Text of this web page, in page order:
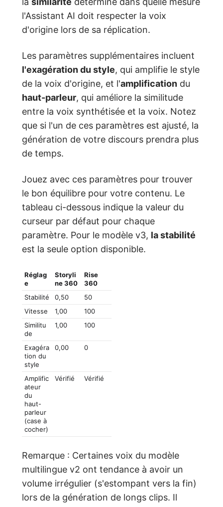
l'Assistant AI doit respecter la voix
d'origine lors de sa réplication.
Les paramètres supplémentaires incluent
l'exagération du style, qui amplifie le style
de la voix d'origine, et l'amplification du
haut-parleur, qui améliore la similitude
entre la voix synthétisée et la voix. Notez
que si l'un de ces paramètres est ajusté, la
génération de votre discours prendra plus
de temps.
Jouez avec ces paramètres pour trouver
le bon équilibre pour votre contenu. Le
tableau ci-dessous indique la valeur du
curseur par défaut pour chaque
paramètre. Pour le modèle v3, la stabilité
est la seule option disponible.
Réglag
e
Storyli
ne 360
Rise
360
Stabilité
0,50
50
Vitesse
1,00
100
Similitu
de
1,00 100
Exagéra
tion du
style
0,00 0
Amplific
ateur
du
haut-
parleur
(case à
cocher)
Vérifié Vérifié
Remarque : Certaines voix du modèle
multilingue v2 ont tendance à avoir un
volume irrégulier (s'estompant vers la fin)
lors de la génération de longs clips. Il